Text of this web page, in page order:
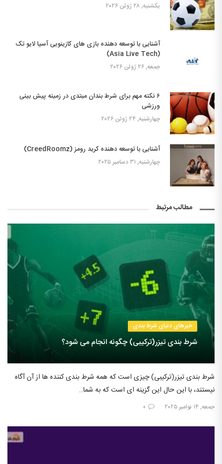
یکشنبه, ۲۸ ژوئن ۲۰۲۶
آشنایی با توسعه دهنده بازی های کازینویی آسیا لایو تک
(Asia Live Tech)
جمعه, ۲۶ ژوئن ۲۰۲۶
۶ نکته مهم برای شرط بندان مبتدی در زمینه پیش بینی
ورزشی
چهارشنبه, ۲۴ ژوئن ۲۰۲۶
آشنایی با توسعه دهنده کرید رومز (CreedRoomz)
چهارشنبه, ۳۱ دسامبر ۲۰۲۵
مطالب مرتبط
خبرهای دنیای شرط بندی
شرط بندی تیزر(ترکیبی) چگونه انجام می شود؟
شرط بندی تیزر(ترکیبی) چیزی است که همه شرط بندی کننده ها از آن آگاه
نیستند، با این حال این گزینه ای است که به شما…
جمعه, ۱۴ نوامبر ۲۰۲۵ ۰